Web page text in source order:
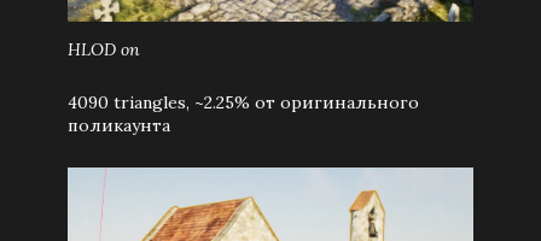
HLOD on
4090 triangles, ~2.25% от оригинального
поликаунта